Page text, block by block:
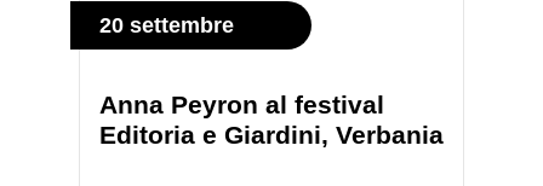
20 settembre
Anna Peyron al festival
Editoria e Giardini, Verbania